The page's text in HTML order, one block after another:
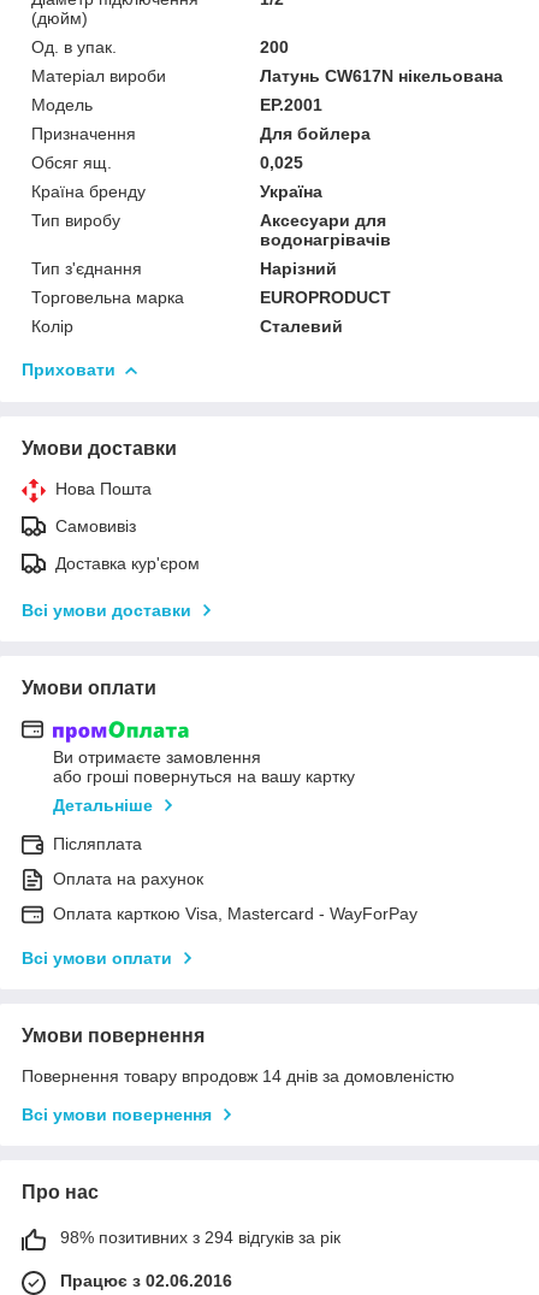
(дюйм)
Од. в упак.
200
Матеріал вироби
Латунь CW617N нікельована
Мoдель
EP.2001
Призначення
Для бойлера
Обсяг ящ.
0,025
Країна бренду
Україна
Тип виробу
Аксесуари для
водонагрівачів
Тип з'єднання
Нарізний
Торговельна марка
EUROPRODUCT
Колір
Сталевий
Приховати
Умови доставки
Нова Пошта
Самовивіз
Доставка кур'єром
Всі умови доставки
Умови оплати
Ви отримаєте замовлення
або гроші повернуться на вашу картку
Детальніше
Післяплата
Оплата на рахунок
Оплата карткою Visa, Mastercard - WayForPay
Всі умови оплати
Умови повернення
Повернення товару впродовж 14 днів за домовленістю
Всі умови повернення
Про нас
98% позитивних з 294 відгуків за рік
Працює з 02.06.2016